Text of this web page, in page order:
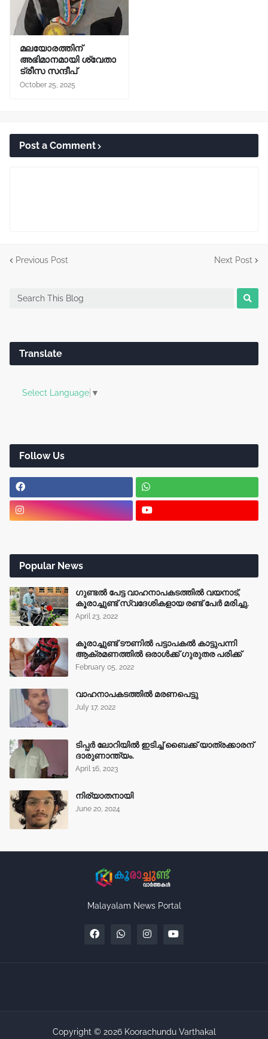
മലയോരത്തിന്
അഭിമാനമായി ശ്വേതാ
ട്രീസ സന്ദീപ്
October 25, 2025
Post a Comment
Previous Post Next Post
Translate
Select Language ▼
Follow Us
Popular News
ഗുണ്ടൽ പേട്ട വാഹനാപകടത്തിൽ വയനാട്,
കൂരാച്ചുണ്ട് സ്വദേശികളായ രണ്ട് പേർ മരിച്ചു.
April 23, 2022
കൂരാച്ചുണ്ട് ടൗണിൽ പട്ടാപകൽ കാട്ടുപന്നി
ആക്രമണത്തിൽ ഒരാൾക്ക് ഗുരുതര പരിക്ക്
February 05, 2022
വാഹനാപകടത്തിൽ മരണപെട്ടു
July 17, 2022
ടിപ്പർ ലോറിയിൽ ഇടിച്ച് ബൈക്ക് യാത്രക്കാരന്
ദാരുണാന്ത്യം.
April 16, 2023
നിര്യാതനായി
June 20, 2024
Malayalam News Portal
Copyright © 2026 Koorachundu Varthakal